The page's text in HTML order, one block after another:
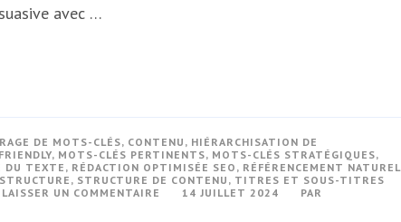
avec …
DE MOTS-CLÉS, CONTENU , HIÉRARCHISATION DE
, MOTS-CLÉS PERTINENTS, MOTS-CLÉS STRATÉGIQUES,
DU TEXTE , RÉDACTION OPTIMISÉE SEO , RÉFÉRENCEMENT NATUREL
STRUCTURE , STRUCTURE DE CONTENU , TITRES ET SOUS-TITRES
LAISSER UN COMMENTAIRE
SUR14 JUILLET 2024
PAR